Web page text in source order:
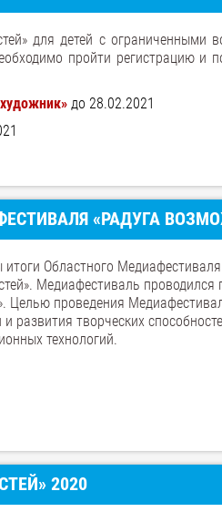
для детей с ограниченными
пройти регистрацию и
до 28.02.2021
«РАДУГА
итоги Областного
Медиафестиваль
Целью проведения
развития творческих
технологий.
2020